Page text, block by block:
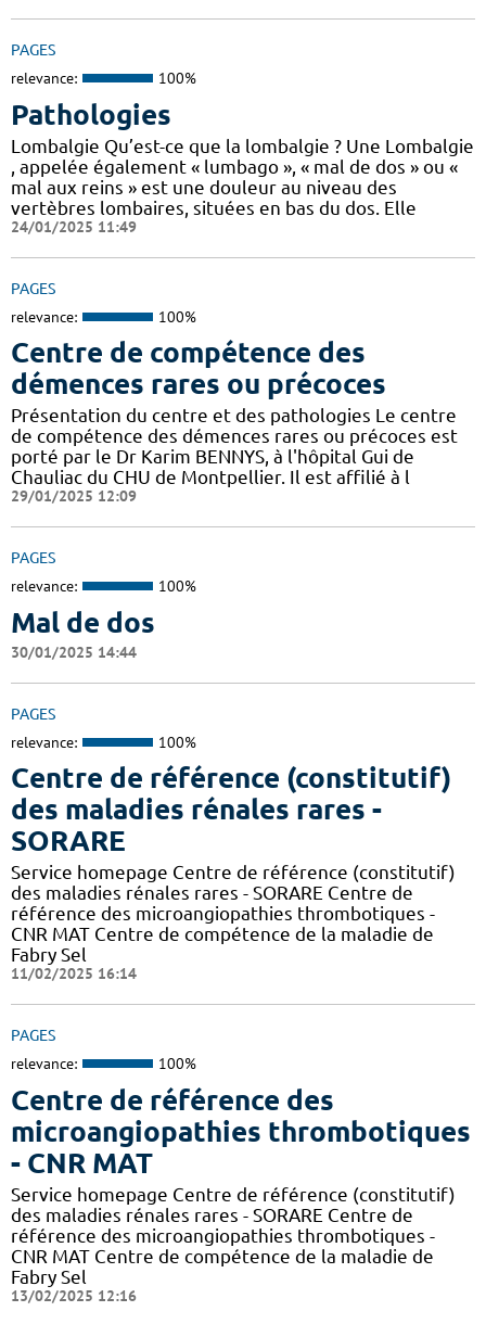
PAGES
relevance: 100%
Pathologies
Lombalgie Qu’est-ce que la lombalgie ? Une Lombalgie
, appelée également « lumbago », « mal de dos » ou «
mal aux reins » est une douleur au niveau des
vertèbres lombaires, situées en bas du dos. Elle
24/01/2025 11:49
PAGES
relevance: 100%
Centre de compétence des
démences rares ou précoces
Présentation du centre et des pathologies Le centre
de compétence des démences rares ou précoces est
porté par le Dr Karim BENNYS, à l'hôpital Gui de
Chauliac du CHU de Montpellier. Il est affilié à l
29/01/2025 12:09
PAGES
relevance: 100%
Mal de dos
30/01/2025 14:44
PAGES
relevance: 100%
Centre de référence (constitutif)
des maladies rénales rares -
SORARE
Service homepage Centre de référence (constitutif)
des maladies rénales rares - SORARE Centre de
référence des microangiopathies thrombotiques -
CNR MAT Centre de compétence de la maladie de
Fabry Sel
11/02/2025 16:14
PAGES
relevance: 100%
Centre de référence des
microangiopathies thrombotiques
- CNR MAT
Service homepage Centre de référence (constitutif)
des maladies rénales rares - SORARE Centre de
référence des microangiopathies thrombotiques -
CNR MAT Centre de compétence de la maladie de
Fabry Sel
13/02/2025 12:16